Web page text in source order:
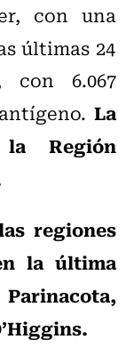
con una
últimas 24
con 6.067
La
Región
regiones
la última